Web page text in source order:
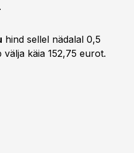
hind sellel nädalal 0,5
käia 152,75 eurot.